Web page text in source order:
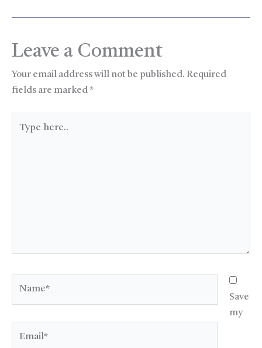
Leave a Comment
Your email address will not be published. Required
fields are marked*
here..
Save
my